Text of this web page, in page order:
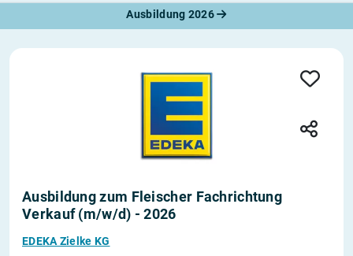
Ausbildung 2026
Ausbildung zum Fleischer Fachrichtung
Verkauf (m/w/d) - 2026
EDEKA Zielke KG